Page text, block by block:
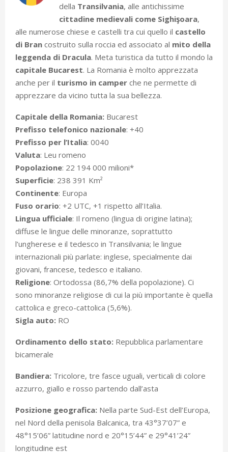
della Transilvania, alle antichissime
cittadine medievali come Sighişoara,
alle numerose chiese e castelli tra cui quello il castello
di Bran costruito sulla roccia ed associato al mito della
leggenda di Dracula. Meta turistica da tutto il mondo la
capitale Bucarest. La Romania è molto apprezzata
anche per il turismo in camper che ne permette di
apprezzare da vicino tutta la sua bellezza.
Capitale della Romania: Bucarest
Prefisso telefonico nazionale: +40
Prefisso per l’Italia: 0040
Valuta: Leu romeno
Popolazione: 22 194 000 milioni*
Superficie: 238 391 Km²
Continente: Europa
Fuso orario: +2 UTC, +1 rispetto all’Italia.
Lingua ufficiale: Il romeno (lingua di origine latina);
diffuse le lingue delle minoranze, soprattutto
l’ungherese e il tedesco in Transilvania; le lingue
internazionali più parlate: inglese, specialmente dai
giovani, francese, tedesco e italiano.
Religione: Ortodossa (86,7% della popolazione). Ci
sono minoranze religiose di cui la più importante è quella
cattolica e greco-cattolica (5,6%).
Sigla auto: RO
Ordinamento dello stato: Repubblica parlamentare
bicamerale
Bandiera: Tricolore, tre fasce uguali, verticali di colore
azzurro, giallo e rosso partendo dall’asta
Posizione geografica: Nella parte Sud-Est dell’Europa,
nel Nord della penisola Balcanica, tra 43°37’07” e
48°15’06” latitudine nord e 20°15’44” e 29°41’24”
longitudine est